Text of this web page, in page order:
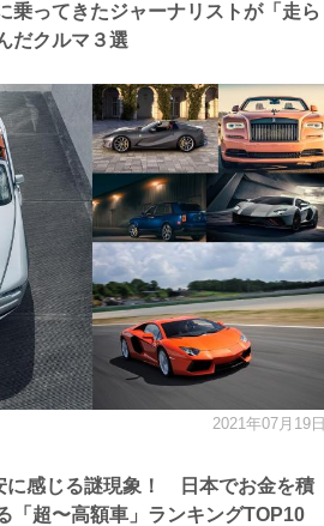
乗ってきたジャーナリストが「走ら
だクルマ３選
に感じる謎現象！ 日本でお金を積
「超〜高額車」ランキングTOP10
2021年07月19日